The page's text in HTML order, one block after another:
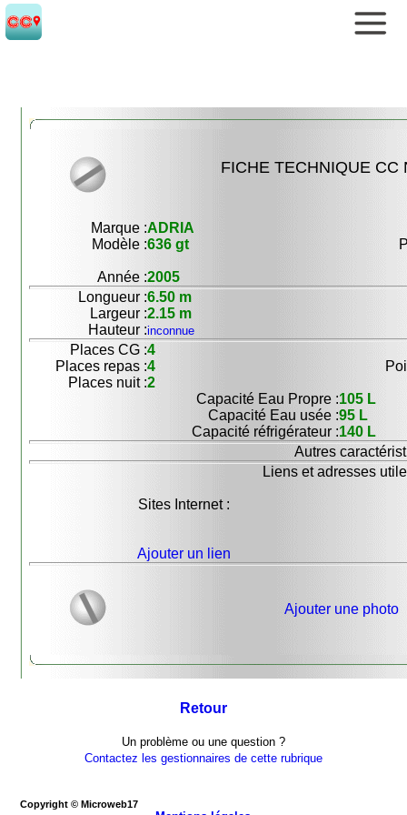
FICHE TECHNIQUE CC
Marque :ADRIA
Modèle :636 gt
Année :2005
Longueur :6.50 m
Largeur :2.15 m
Hauteur :inconnue
Places CG :4
Places repas :4
Places nuit :2
Capacité Eau Propre :105 L
Capacité Eau usée :95 L
Capacité réfrigérateur :140 L
Autres
Liens et adresses
Sites Internet :
Ajouter un lien
Ajouter une photo
Retour
Un problème ou une question ?
Contactez les gestionnaires de cette rubrique
Copyright © Microweb17